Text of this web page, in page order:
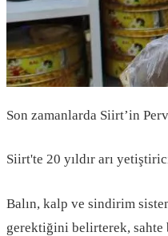
Son zamanlarda Siirt’in
Siirt'te 20 yıldır arı
Balın, kalp ve sindirim
gerektiğini belirterek,